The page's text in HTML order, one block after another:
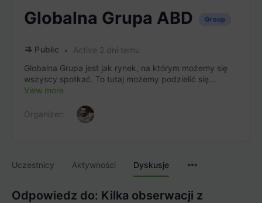
Globalna Grupa ABD Group
Public
Active 2 dni temu
Globalna Grupa jest jak rynek, na którym możemy się
wszyscy spotkać. To tutaj możemy podzielić się...
View more
Organizer:
Uczestnicy Aktywności Dyskusje
Odpowiedz do: Kilka obserwacji z